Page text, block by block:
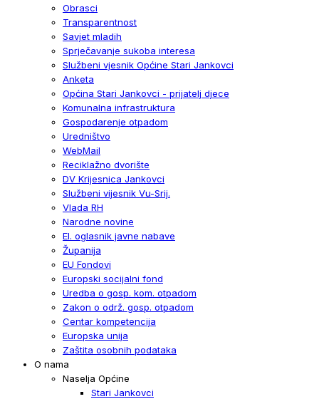
Obrasci
Transparentnost
Savjet mladih
Sprječavanje sukoba interesa
Službeni vjesnik Općine Stari Jankovci
Anketa
Općina Stari Jankovci - prijatelj djece
Komunalna infrastruktura
Gospodarenje otpadom
Uredništvo
WebMail
Reciklažno dvorište
DV Krijesnica Jankovci
Službeni vijesnik Vu-Srij.
Vlada RH
Narodne novine
El. oglasnik javne nabave
Županija
EU Fondovi
Europski socijalni fond
Uredba o gosp. kom. otpadom
Zakon o održ. gosp. otpadom
Centar kompetencija
Europska unija
Zaštita osobnih podataka
O nama
Naselja Općine
Stari Jankovci